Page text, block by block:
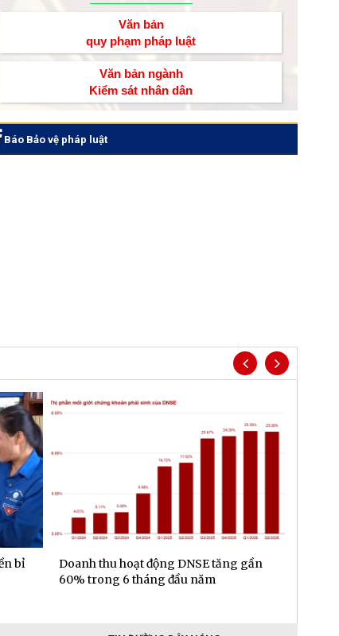
Văn bản
quy phạm pháp luật
Văn bản ngành
Kiểm sát nhân dân
Báo Bảo vệ pháp luật
bỉ
Doanh thu hoạt động DNSE tăng gần
60% trong 6 tháng đầu năm